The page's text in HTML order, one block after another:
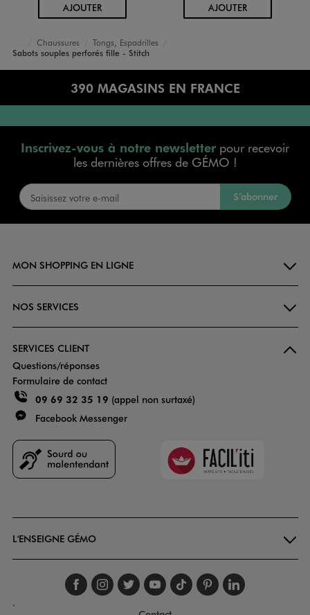
AJOUTERAU PANIER AJOUTERAU PANIER
Accueil
Fille
Chaussures
Tongs, Espadrilles
Sabots souples perforés fille - Stitch
390 MAGASINS EN FRANCE
Inscrivez-vous à notre newsletterpour recevoir
les dernières offres de GÉMO !
S’abonner
MON SHOPPING EN LIGNE
NOS SERVICES
SERVICES CLIENT
Questions/réponses
Formulaire de contact
09 69 32 35 19 (appel non surtaxé)
Facebook Messenger
Faciliti
L'ENSEIGNE GÉMO
Suivez-nous sur
Suivez-nous sur
Suivez-nous sur
Suivez-nous
Suivez-nous
Suivez-
.